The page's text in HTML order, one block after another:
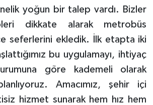
yoğun bir talep vardı. Bizler
dikkate alarak metrobüs
seferlerini ekledik. İlk etapta iki
bu uygulamayı, ihtiyaç
göre kademeli olarak
Amacımız, şehir içi
hizmet sunarak hem hız hem